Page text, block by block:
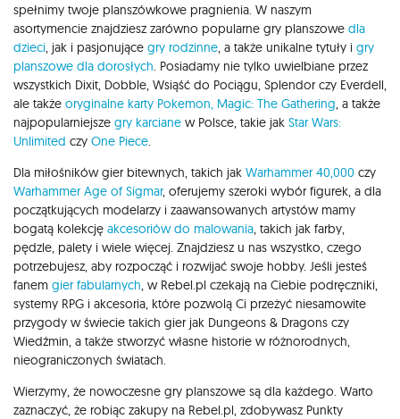
spełnimy twoje planszówkowe pragnienia. W naszym
asortymencie znajdziesz zarówno popularne gry planszowe dla
dzieci, jak i pasjonujące gry rodzinne, a także unikalne tytuły i gry
planszowe dla dorosłych. Posiadamy nie tylko uwielbiane przez
wszystkich Dixit, Dobble, Wsiąść do Pociągu, Splendor czy Everdell,
ale także oryginalne karty Pokemon, Magic: The Gathering, a także
najpopularniejsze gry karciane w Polsce, takie jak Star Wars:
Unlimited czy One Piece.
Dla miłośników gier bitewnych, takich jak Warhammer 40,000 czy
Warhammer Age of Sigmar, oferujemy szeroki wybór figurek, a dla
początkujących modelarzy i zaawansowanych artystów mamy
bogatą kolekcję akcesoriów do malowania, takich jak farby,
pędzle, palety i wiele więcej. Znajdziesz u nas wszystko, czego
potrzebujesz, aby rozpocząć i rozwijać swoje hobby. Jeśli jesteś
fanem gier fabularnych, w Rebel.pl czekają na Ciebie podręczniki,
systemy RPG i akcesoria, które pozwolą Ci przeżyć niesamowite
przygody w świecie takich gier jak Dungeons & Dragons czy
Wiedźmin, a także stworzyć własne historie w różnorodnych,
nieograniczonych światach.
Wierzymy, że nowoczesne gry planszowe są dla każdego. Warto
zaznaczyć, że robiąc zakupy na Rebel.pl, zdobywasz Punkty